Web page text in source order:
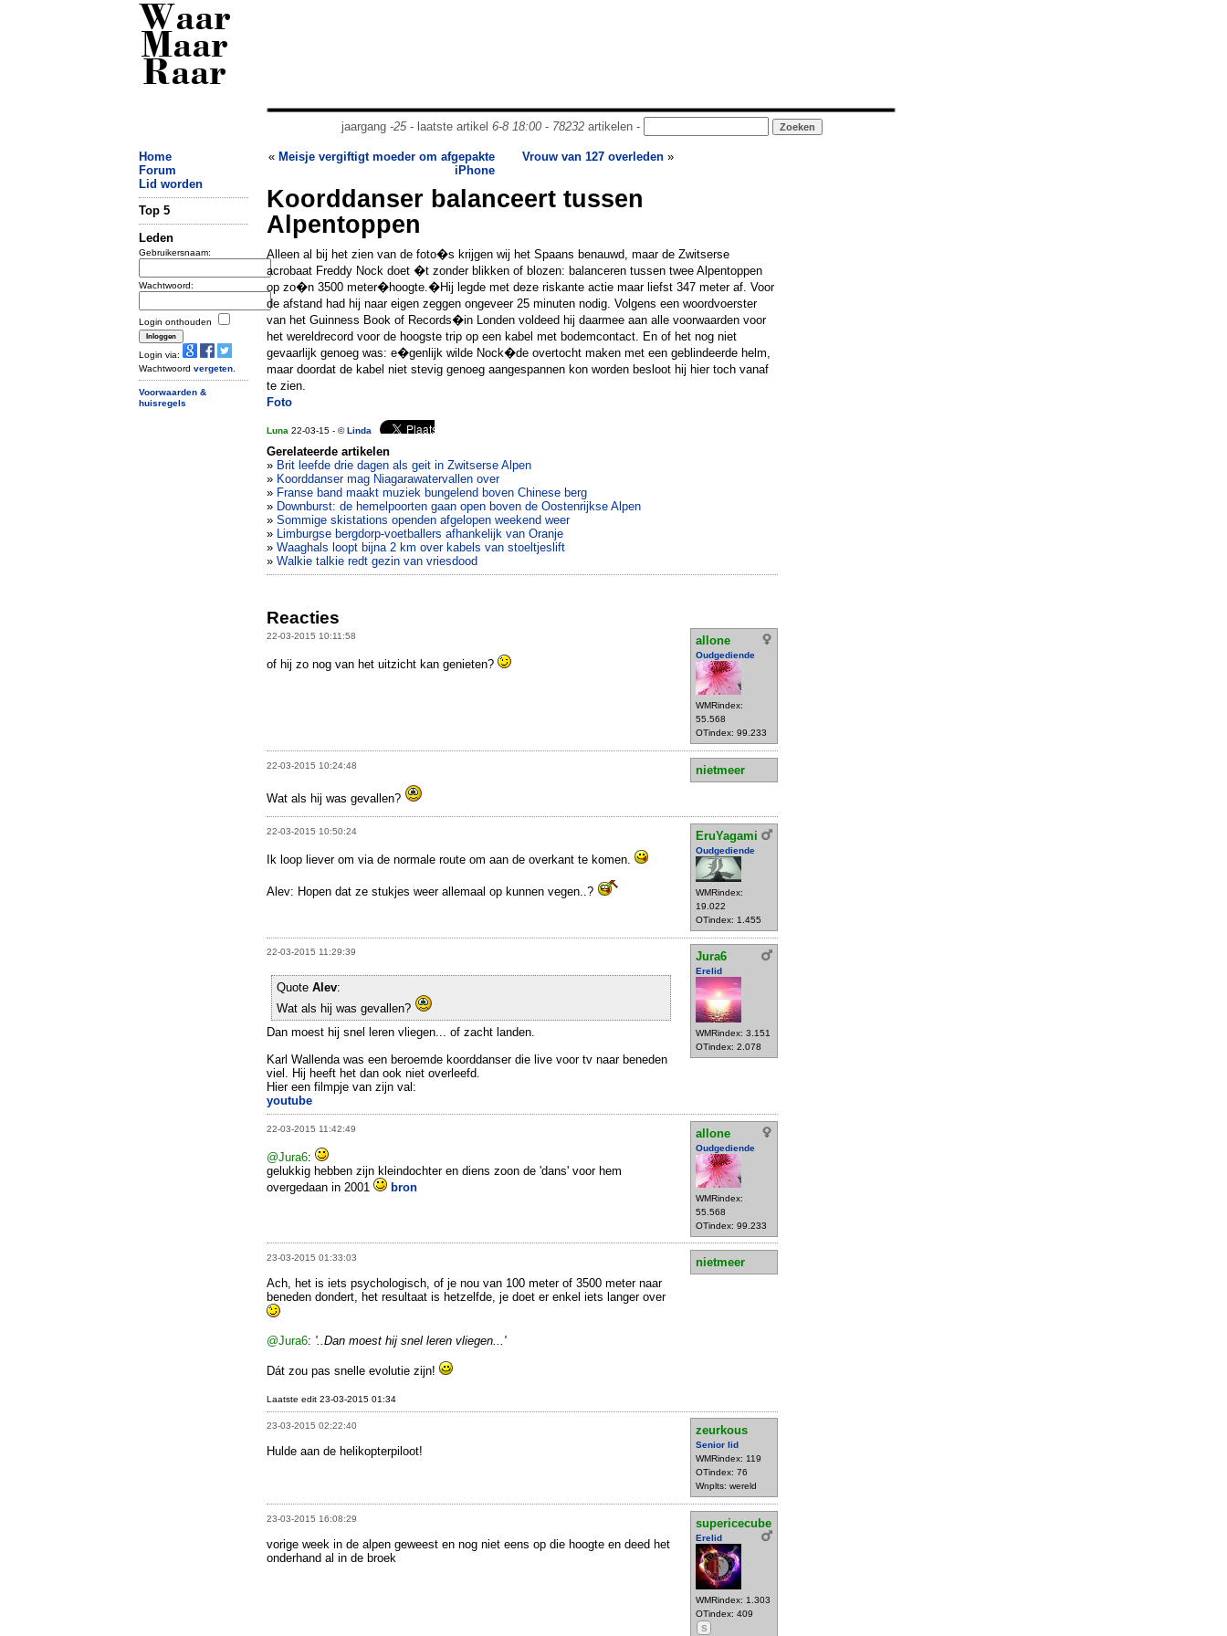
Waar
Maar
Raar
jaargang -25- laatste artikel 6-8 18:00- 78232artikelen -
Home
Forum
Lid worden
Top 5
Leden
Gebruikersnaam:
Wachtwoord:
Login onthouden
Login via:
Wachtwoord vergeten
Voorwaarden &
huisregels
« Meisje vergiftigt moeder om afgepakte
iPhone
Vrouw van 127 overleden »
Koorddanser balanceert tussen
Alpentoppen
Alleen al bij het zien van de foto�s krijgen wij het Spaans benauwd, maar de Zwitserse
acrobaat Freddy Nock doet �t zonder blikken of blozen: balanceren tussen twee Alpentoppen
op zo�n 3500 meter�hoogte.�Hij legde met deze riskante actie maar liefst 347 meter af. Voor
de afstand had hij naar eigen zeggen ongeveer 25 minuten nodig. Volgens een woordvoerster
van het Guinness Book of Records�in Londen voldeed hij daarmee aan alle voorwaarden voor
het wereldrecord voor de hoogste trip op een kabel met bodemcontact. En of het nog niet
gevaarlijk genoeg was: e�genlijk wilde Nock�de overtocht maken met een geblindeerde helm,
maar doordat de kabel niet stevig genoeg aangespannen kon worden besloot hij hier toch vanaf
te zien.
Foto
Luna 22-03-15 - ©Linda
Gerelateerde artikelen
» Brit leefde drie dagen als geit in Zwitserse Alpen
» Koorddanser mag Niagarawatervallen over
» Franse band maakt muziek bungelend boven Chinese berg
» Downburst: de hemelpoorten gaan open boven de Oostenrijkse Alpen
» Sommige skistations openden afgelopen weekend weer
» Limburgse bergdorp-voetballers afhankelijk van Oranje
» Waaghals loopt bijna 2 km over kabels van stoeltjeslift
» Walkie talkie redt gezin van vriesdood
Reacties
22-03-2015 10:11:58 allone
Oudgediende
WMRindex:
55.568
OTindex: 99.233
of hij zo nog van het uitzicht kan genieten?
22-03-2015 10:24:48 nietmeer
Wat als hij was gevallen?
22-03-2015 10:50:24 EruYagami
Oudgediende
WMRindex:
19.022
OTindex: 1.455
Ik loop liever om via de normale route om aan de overkant te komen.
Alev: Hopen dat ze stukjes weer allemaal op kunnen vegen..?
22-03-2015 11:29:39 Jura6
Erelid
WMRindex: 3.151
OTindex: 2.078
Quote Alev:
Wat als hij was gevallen?
Dan moest hij snel leren vliegen... of zacht landen.
Karl Wallenda was een beroemde koorddanser die live voor tv naar beneden
viel. Hij heeft het dan ook niet overleefd.
Hier een filmpje van zijn val:
youtube
22-03-2015 11:42:49 allone
Oudgediende
WMRindex:
55.568
OTindex: 99.233
@Jura6:
gelukkig hebben zijn kleindochter en diens zoon de 'dans' voor hem
overgedaan in 2001
bron
23-03-2015 01:33:03
nietmeer
Ach, het is iets psychologisch, of je nou van 100 meter of 3500 meter naar
beneden dondert, het resultaat is hetzelfde, je doet er enkel iets langer over
@Jura6: '..Dan moest hij snel leren vliegen...'
Dát zou pas snelle evolutie zijn!
Laatste edit 23-03-2015 01:34
23-03-2015 02:22:40 zeurkous
Senior lid
WMRindex: 119
OTindex: 76
Wnplts: wereld
Hulde aan de helikopterpiloot!
23-03-2015 16:08:29 supericecube
Erelid
WMRindex: 1.303
OTindex: 409
S
vorige week in de alpen geweest en nog niet eens op die hoogte en deed het
onderhand al in de broek